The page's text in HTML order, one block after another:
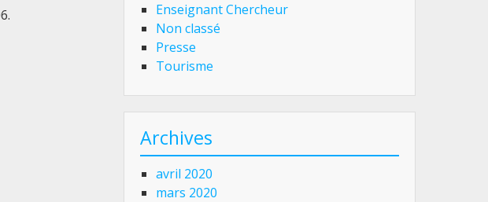
Enseignant Chercheur
Non classé
Presse
Tourisme
Archives
avril 2020
mars 2020